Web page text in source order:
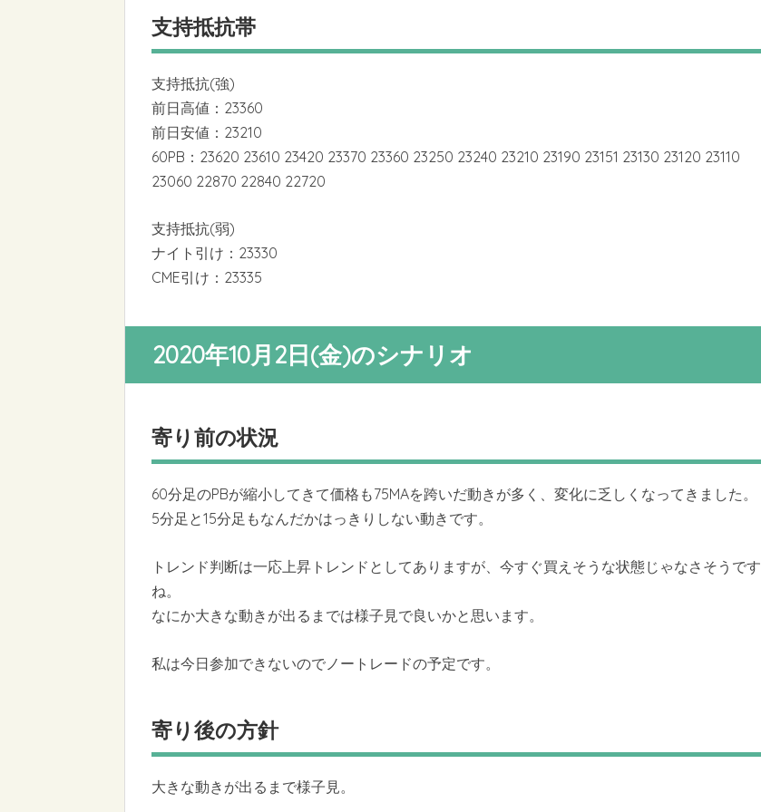
支持抵抗帯
支持抵抗(強)
前日高値：23360
前日安値：23210
60PB：23620 23610 23420 23370 23360 23250 23240 23210 23190 23151 23130 23120 23110
23060 22870 22840 22720
支持抵抗(弱)
ナイト引け：23330
CME引け：23335
2020年10月2日(金)のシナリオ
寄り前の状況
60分足のPBが縮小してきて価格も75MAを跨いだ動きが多く、変化に乏しくなってきました。
5分足と15分足もなんだかはっきりしない動きです。
トレンド判断は一応上昇トレンドとしてありますが、今すぐ買えそうな状態じゃなさそうです
ね。
なにか大きな動きが出るまでは様子見で良いかと思います。
私は今日参加できないのでノートレードの予定です。
寄り後の方針
大きな動きが出るまで様子見。